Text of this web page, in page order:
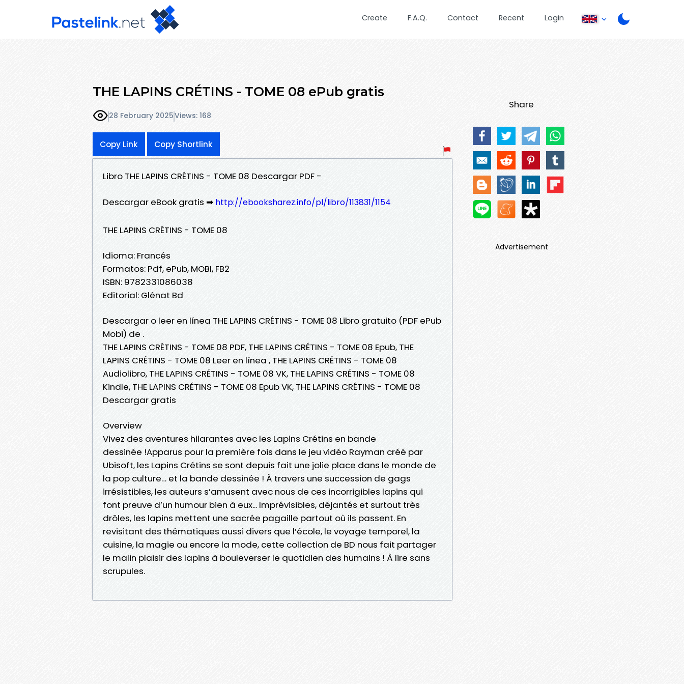
Create F.A.Q. Contact Recent Login
THE LAPINS CRÉTINS - TOME 08 ePub gratis
28 February 2025Views: 168
Copy Link Copy Shortlink
Libro THE LAPINS CRÉTINS - TOME 08 Descargar PDF -
Descargar eBook gratis ➡ http://ebooksharez.info/pl/libro/113831/1154
THE LAPINS CRÉTINS - TOME 08
Idioma: Francés
Formatos: Pdf, ePub, MOBI, FB2
ISBN: 9782331086038
Editorial: Glénat Bd
Descargar o leer en línea THE LAPINS CRÉTINS - TOME 08 Libro gratuito (PDF ePub
Mobi) de .
THE LAPINS CRÉTINS - TOME 08 PDF, THE LAPINS CRÉTINS - TOME 08 Epub, THE
LAPINS CRÉTINS - TOME 08 Leer en línea , THE LAPINS CRÉTINS - TOME 08
Audiolibro, THE LAPINS CRÉTINS - TOME 08 VK, THE LAPINS CRÉTINS - TOME 08
Kindle, THE LAPINS CRÉTINS - TOME 08 Epub VK, THE LAPINS CRÉTINS - TOME 08
Descargar gratis
Overview
Vivez des aventures hilarantes avec les Lapins Crétins en bande
dessinée !Apparus pour la première fois dans le jeu vidéo Rayman créé par
Ubisoft, les Lapins Crétins se sont depuis fait une jolie place dans le monde de
la pop culture… et la bande dessinée ! À travers une succession de gags
irrésistibles, les auteurs s’amusent avec nous de ces incorrigibles lapins qui
font preuve d’un humour bien à eux... Imprévisibles, déjantés et surtout très
drôles, les lapins mettent une sacrée pagaille partout où ils passent. En
revisitant des thématiques aussi divers que l’école, le voyage temporel, la
cuisine, la magie ou encore la mode, cette collection de BD nous fait partager
le malin plaisir des lapins à bouleverser le quotidien des humains ! À lire sans
scrupules.
Share
Advertisement